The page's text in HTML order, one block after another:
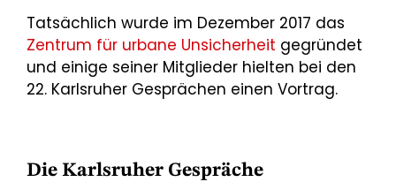
Tatsächlich wurde im Dezember 2017 das
Zentrum für urbane Unsicherheit gegründet
und einige seiner Mitglieder hielten bei den
22. Karlsruher Gesprächen einen Vortrag.
Die Karlsruher Gespräche